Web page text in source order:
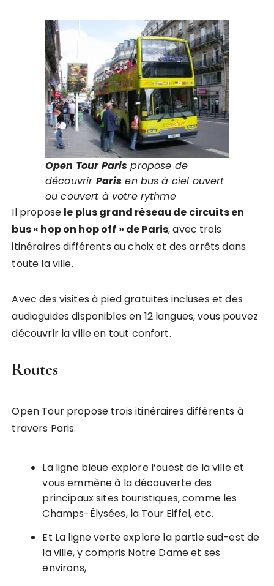
Open Tour Paris propose de
découvrir Paris en bus à ciel ouvert
ou couvert à votre rythme
Il propose le plus grand réseau de circuits en
bus « hop on hop off » de Paris, avec trois
itinéraires différents au choix et des arrêts dans
toute la ville.
Avec des visites à pied gratuites incluses et des
audioguides disponibles en 12 langues, vous pouvez
découvrir la ville en tout confort.
Routes
Open Tour propose trois itinéraires différents à
travers Paris.
La ligne bleue explore l’ouest de la ville et
vous emmène à la découverte des
principaux sites touristiques, comme les
Champs-Élysées, la Tour Eiffel, etc.
Et La ligne verte explore la partie sud-est de
la ville, y compris Notre Dame et ses
environs,